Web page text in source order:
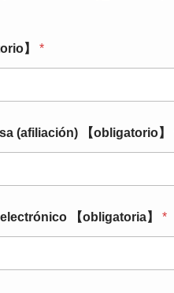
】 *
(afiliación) 【obligatorio】
【obligatoria】 *